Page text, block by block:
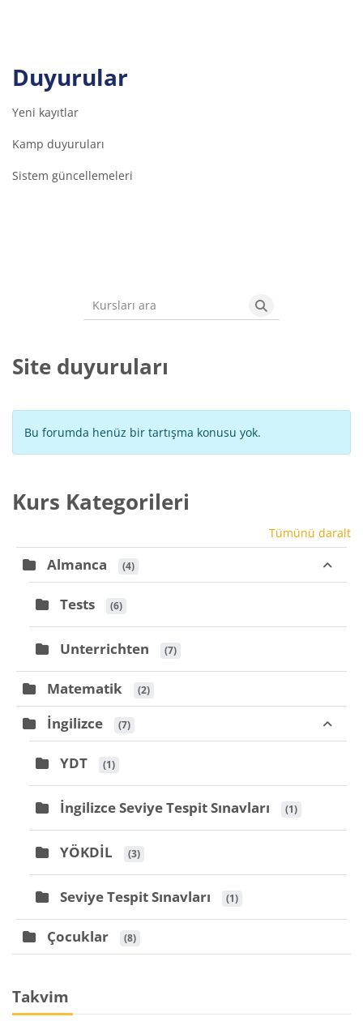
Duyurular
Yeni kayıtlar
Kamp duyuruları
Sistem güncellemeleri
Kursları ara
Kursları ara
Site duyuruları
Bu forumda henüz bir tartışma konusu yok.
Kurs Kategorileri
Tümünü daralt
Almanca (4)
Tests (6)
Unterrichten (7)
Matematik (2)
İngilizce (7)
YDT (1)
İngilizce Seviye Tespit Sınavları (1)
YÖKDİL (3)
Seviye Tespit Sınavları (1)
Çocuklar (8)
Bloklar
Takvim